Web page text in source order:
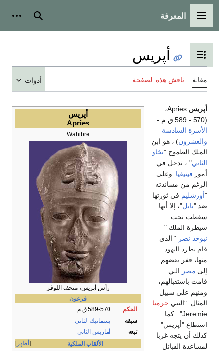
القائمة الرئيسية
المعرفة بحث
تبديل عرض جدول المحتويات
أپريس
مقالة ناقش هذه الصفحة أدوات
أپريس
Apries
Wahibre
رأس أپريس، متحف اللوڤر
فرعون
الحكم
589-570 ق.م
سبقه
پسماتيك الثاني
تبعه
أمازيس الثاني
أظهر الألقاب الملكية
أپريس
Apries،
(589 - 570 ق.م -
الأسرة السادسة
والعشرون) ، هو ابن
الملك الطموح "نخاو
الثاني" ، تدخل في
أمور فينيقيا . وعلى
الرغم من مساندته
"أورشليم في ثورتها
ضد "بابل"، إلا أنها
سقطت تحت
سيطرة الملك "
نبوخذ نصر " الذي
قام بطرد اليهود
منها، ففر بعضهم
إلى مصر التي
قامت باستقبالهم،
ومنهم على سبيل
المثال: "النبي جرميا
Jeremie" . كما
استطاع "أپريس"
كذلك أن يتجه غربا
لمساعدة القبائل